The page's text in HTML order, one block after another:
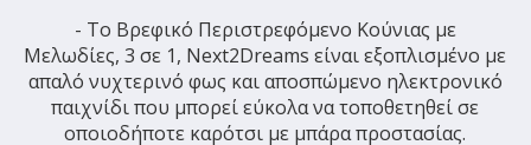
- Το Βρεφικό Περιστρεφόμενο Κούνιας με
Μελωδίες, 3 σε 1, Next2Dreams είναι εξοπλισμένο με
απαλό νυχτερινό φως και αποσπώμενο ηλεκτρονικό
παιχνίδι που μπορεί εύκολα να τοποθετηθεί σε
οποιοδήποτε καρότσι με μπάρα προστασίας.